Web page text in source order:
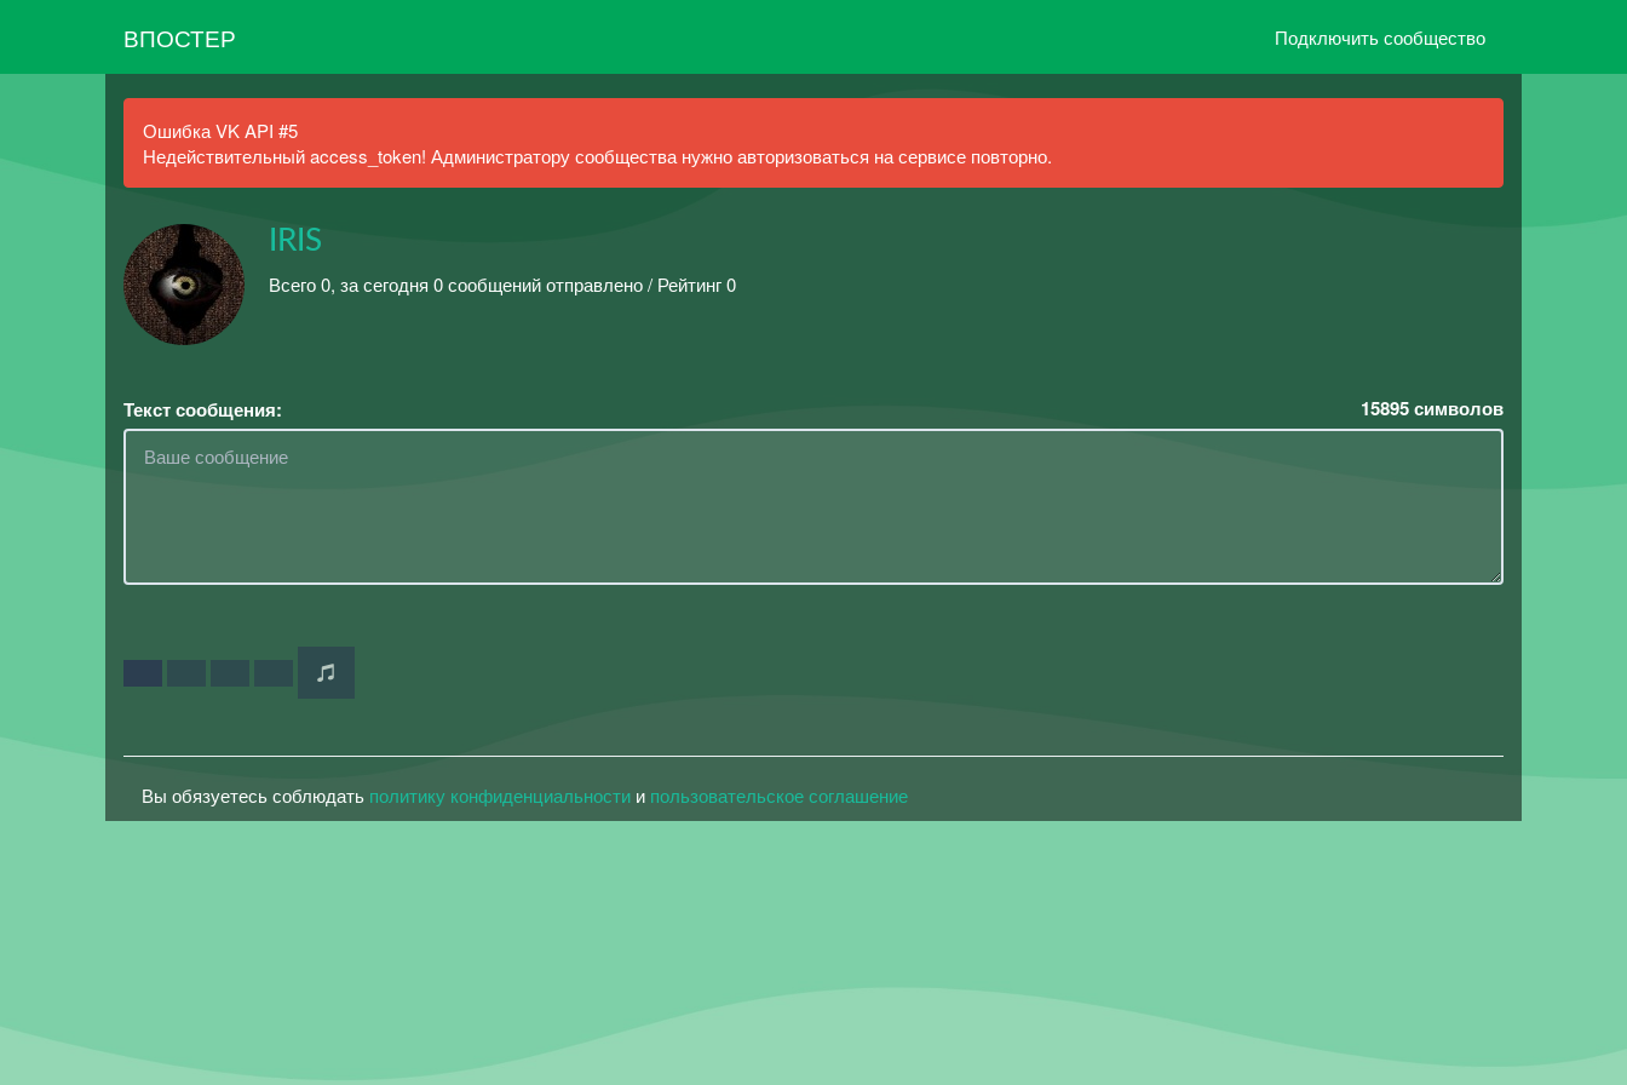
ВПОСТЕР Подключить сообщество
Ошибка VK API #5
Недействительный access_token! Администратору сообщества нужно авторизоваться на сервисе повторно.
IRIS
Всего 0, за сегодня 0 сообщений отправлено / Рейтинг 0
Текст сообщения: 15895символов
Вы обязуетесь соблюдать политику конфиденциальности и пользовательское соглашение